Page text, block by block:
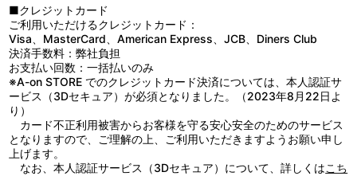
第3話イベント上映初日舞台挨拶映像
PV&CM集
他、仕様
安彦良和描き下ろしスリーブ
【BANDAI VISUAL+対象商品】
※特典・仕様等は予告なく変更する場合がございます。
そして、時に宇宙世紀0079年――。
地球から最も遠い宇宙都市サイド３はジオン公国を名乗り、地球
連邦政府に独立戦争を挑んできた。人類が総人口の半分を死に至ら
しめた、動乱の時代が始まろうとしていた――。
／軍装装備デザイン：草彅琢仁／ディスプレイデザイン：佐山善則
／SF考証：鹿野 司／色彩設計：安部なぎさ／撮影監督：葛山剛士
／CGディレクター：井上喜一郎／編集：吉武将人／音響監督：藤
野貞義／音響効果：西村睦弘／音楽：服部隆之／総監督：安彦良和
／企画・製作：サンライズ
※音楽：服部隆之の「隆」の正しいつくりの表記は、「攵」と
「生」の間に「一」が入ります。
健一郎／マッシュ：土屋トシヒデ／ヨハン・I・レビル：中 博史／
アムロ・レイ：古谷 徹／フラウ・ボゥ：福圓美里／テム・レイ：坂
口候一／ナレーション：大塚明夫
■クレジットカード
ご利用いただけるクレジットカード：
Visa、MasterCard、American Express、JCB、Diners Club
決済手数料：弊社負担
お支払い回数：一括払いのみ
※A-on STORE でのクレジットカード決済については、本人認証サ
ービス（3Dセキュア）が必須となりました。（2023年8月22日よ
り）
カード不正利用被害からお客様を守る安心安全のためのサービス
となりますので、ご理解の上、ご利用いただきますようお願い申し
上げます。
なお、本人認証サービス（3Dセキュア）について、詳しくはこち